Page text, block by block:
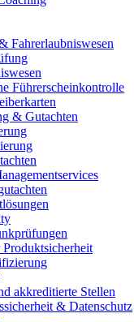
Fahrerlaubniswesen
Führerscheinkontrolle
& Gutachten
akkreditierte Stellen
& Datenschutz